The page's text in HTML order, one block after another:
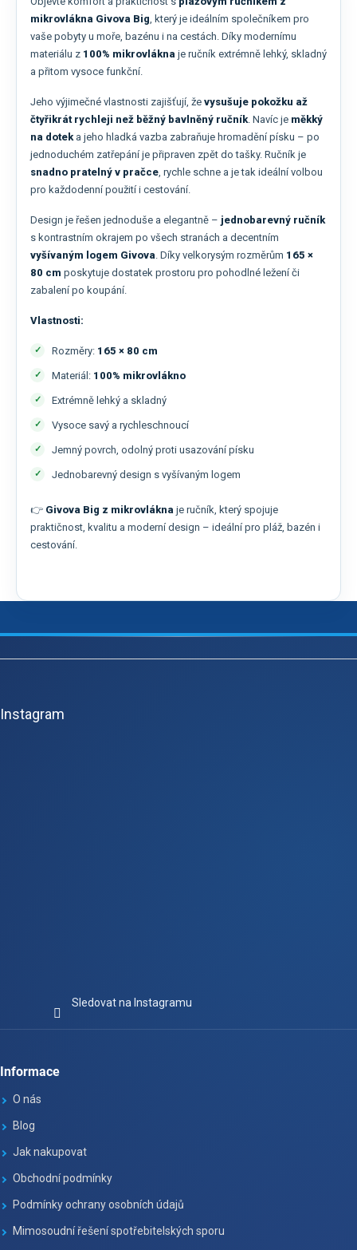
mikrovlákna Givova Big, který je ideálním společníkem pro
vaše pobyty u moře, bazénu i na cestách. Díky modernímu
materiálu z 100% mikrovlákna je ručník extrémně lehký, skladný
a přitom vysoce funkční.
Jeho výjimečné vlastnosti zajišťují, že vysušuje pokožku až
čtyřikrát rychleji než běžný bavlněný ručník. Navíc je měkký
na doteka jeho hladká vazba zabraňuje hromadění písku – po
jednoduchém zatřepání je připraven zpět do tašky. Ručník je
snadno pratelný v pračce, rychle schne a je tak ideální volbou
pro každodenní použití i cestování.
Design je řešen jednoduše a elegantně – jednobarevný ručník
s kontrastním okrajem po všech stranách a decentním
vyšívaným logem Givova. Díky velkorysým rozměrům 165 ×
80 cm poskytuje dostatek prostoru pro pohodlné ležení či
zabalení po koupání.
Vlastnosti:
Rozměry: 165 × 80 cm
Materiál: 100% mikrovlákno
Extrémně lehký a skladný
Vysoce savý a rychleschnoucí
Jemný povrch, odolný proti usazování písku
Jednobarevný design s vyšívaným logem
👉 Givova Big z mikrovlákna je ručník, který spojuje
praktičnost, kvalitu a moderní design – ideální pro pláž, bazén i
cestování.
Z
Instagram
Sledovat na Instagramu
Informace
O nás
Blog
Jak nakupovat
Obchodní podmínky
Podmínky ochrany osobních údajů
Mimosoudní řešení spotřebitelských sporu